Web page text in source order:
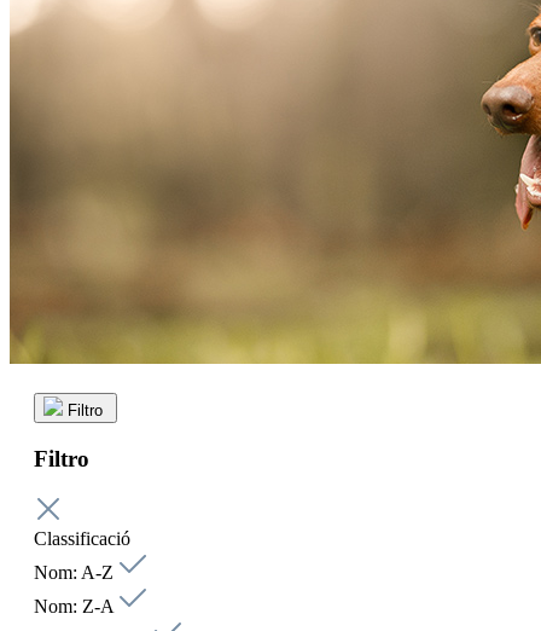
Filtro
Filtro
Classificació
Nom: A-Z
Nom: Z-A